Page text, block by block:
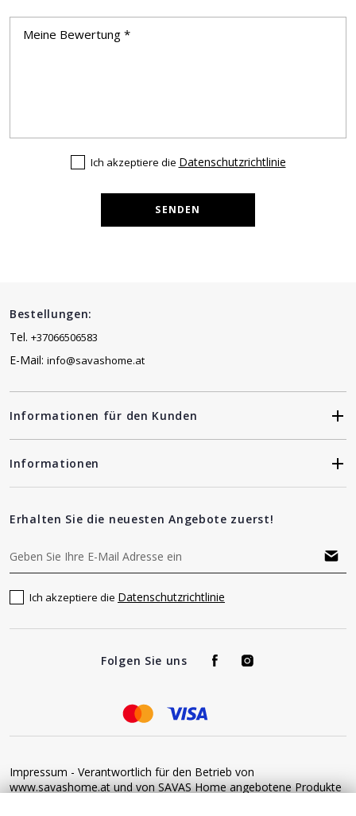
Ich akzeptiere die Datenschutzrichtlinie
SENDEN
Bestellungen:
Tel. +37066506583
E-Mail: info@savashome.at
Informationen für den Kunden
Informationen
Erhalten Sie die neuesten Angebote zuerst!
Ich akzeptiere die Datenschutzrichtlinie
Folgen Sie uns
Impressum - Verantwortlich für den Betrieb von
www.savashome.at und von SAVAS Home angebotene Produkte